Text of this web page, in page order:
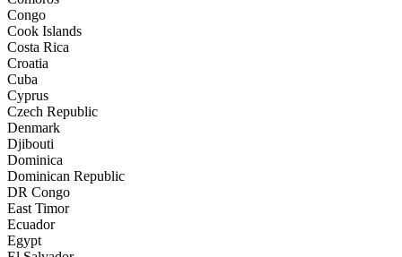
Congo
Cook Islands
Costa Rica
Croatia
Cuba
Cyprus
Czech Republic
Denmark
Djibouti
Dominica
Dominican Republic
DR Congo
East Timor
Ecuador
Egypt